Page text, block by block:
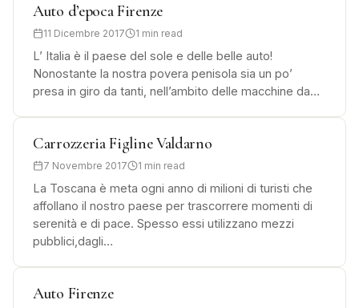
Auto d’epoca Firenze
11 Dicembre 2017 1 min read
L’ Italia è il paese del sole e delle belle auto!
Nonostante la nostra povera penisola sia un po’
presa in giro da tanti, nell’ambito delle macchine da…
Carrozzeria Figline Valdarno
7 Novembre 2017 1 min read
La Toscana è meta ogni anno di milioni di turisti che
affollano il nostro paese per trascorrere momenti di
serenità e di pace. Spesso essi utilizzano mezzi
pubblici,dagli…
Auto Firenze